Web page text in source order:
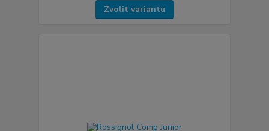
Zvolit variantu